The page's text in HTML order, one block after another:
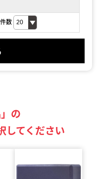
数
の
してください